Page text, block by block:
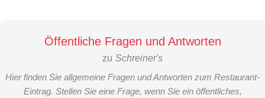
Öffentliche Fragen und Antworten
zu Schreiner's
Hier finden Sie allgemeine Fragen und Antworten zum Restaurant-
Eintrag. Stellen Sie eine Frage, wenn Sie ein öffentliches,